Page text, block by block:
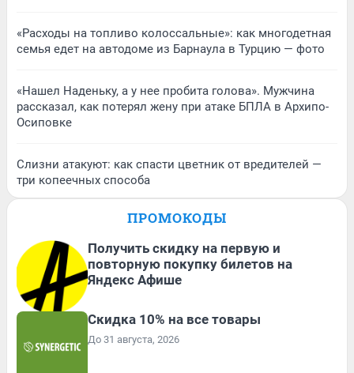
«Расходы на топливо колоссальные»: как многодетная
семья едет на автодоме из Барнаула в Турцию — фото
«Нашел Наденьку, а у нее пробита голова». Мужчина
рассказал, как потерял жену при атаке БПЛА в Архипо-
Осиповке
Слизни атакуют: как спасти цветник от вредителей —
три копеечных способа
ПРОМОКОДЫ
Получить скидку на первую и
повторную покупку билетов на
Яндекс Афише
Скидка 10% на все товары
До 31 августа, 2026